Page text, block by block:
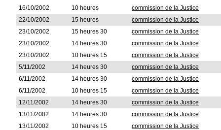
16/10/2002
10 heures
commission de la Justice
22/10/2002
15 heures
commission de la Justice
23/10/2002
15 heures 30
commission de la Justice
23/10/2002
14 heures 30
commission de la Justice
23/10/2002
10 heures 15
commission de la Justice
5/11/2002
14 heures 30
commission de la Justice
6/11/2002
14 heures 30
commission de la Justice
6/11/2002
10 heures 15
commission de la Justice
12/11/2002
14 heures 30
commission de la Justice
13/11/2002
14 heures 30
commission de la Justice
13/11/2002
10 heures 15
commission de la Justice